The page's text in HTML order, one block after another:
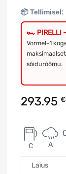
📦 Tellimisel:
🏎️ PIRELLI –
Vormel-1
sõidurõõmu.
293.95 €
C A
Laius